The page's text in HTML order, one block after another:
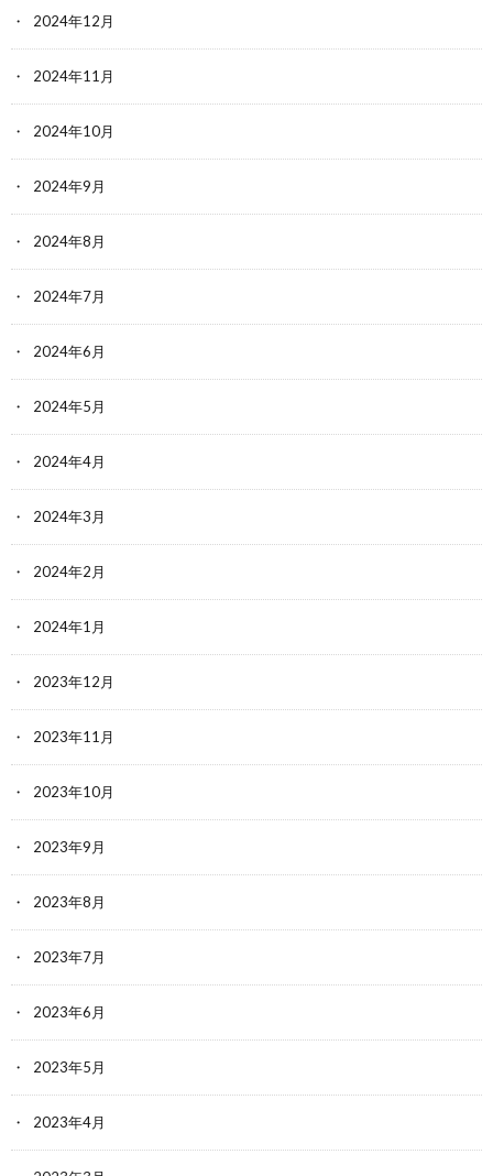
2024年12月
2024年11月
2024年10月
2024年9月
2024年8月
2024年7月
2024年6月
2024年5月
2024年4月
2024年3月
2024年2月
2024年1月
2023年12月
2023年11月
2023年10月
2023年9月
2023年8月
2023年7月
2023年6月
2023年5月
2023年4月